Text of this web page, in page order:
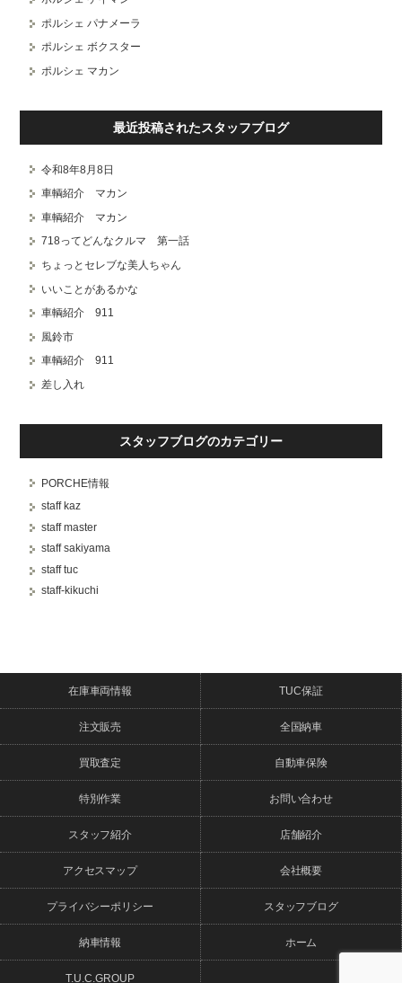
ポルシェ パナメーラ
ポルシェ ボクスター
ポルシェ マカン
最近投稿されたスタッフブログ
令和8年8月8日
車輌紹介 マカン
車輌紹介 マカン
718ってどんなクルマ 第一話
ちょっとセレブな美人ちゃん
いいことがあるかな
車輌紹介 911
風鈴市
車輌紹介 911
差し入れ
スタッフブログのカテゴリー
PORCHE情報
staff kaz
staff master
staff sakiyama
staff tuc
staff-kikuchi
在庫車両情報 TUC保証
注文販売 全国納車
買取査定 自動車保険
特別作業 お問い合わせ
スタッフ紹介 店舗紹介
アクセスマップ 会社概要
プライバシーポリシー スタッフブログ
納車情報 ホーム
T.U.C.GROUP